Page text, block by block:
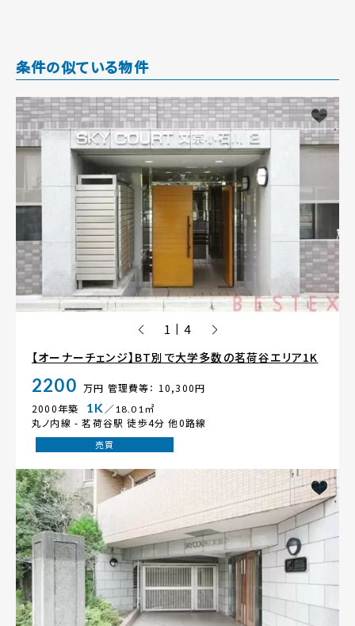
条件の似ている物件
1 | 4
【オーナーチェンジ】BT別で大学多数の茗荷谷エリア1K
2200 万円 管理費等： 10,300円
2000年築
1K ／18.01㎡
丸ノ内線 -茗荷谷駅 徒歩4分 他0路線
売買